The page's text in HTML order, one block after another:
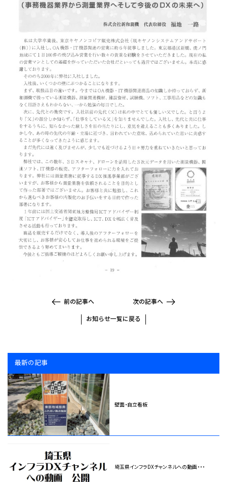
前の記事へ
お知らせ一覧に戻る
次の記事へ
最新の記事
壁面・自立看板
埼玉県インフラDXチャンネルへの動画・・・